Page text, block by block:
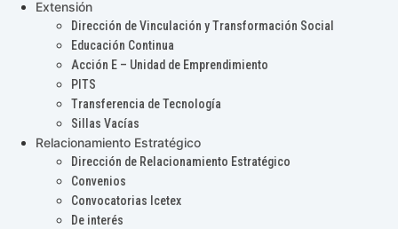
Extensión
Dirección de Vinculación y Transformación Social
Educación Continua
Acción E – Unidad de Emprendimiento
PITS
Transferencia de Tecnología
Sillas Vacías
Relacionamiento Estratégico
Dirección de Relacionamiento Estratégico
Convenios
Convocatorias Icetex
De interés